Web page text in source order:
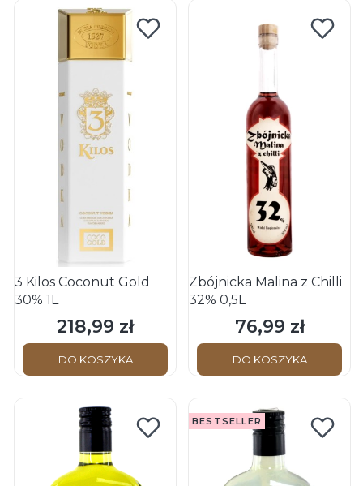
3 Kilos Coconut Gold
30% 1L
Cena
218,99 zł
DO KOSZYKA
Zbójnicka Malina z Chilli
32% 0,5L
Cena
76,99 zł
DO KOSZYKA
BESTSELLER